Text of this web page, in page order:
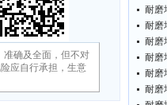
确及全面，但不对
应自行承担，生意